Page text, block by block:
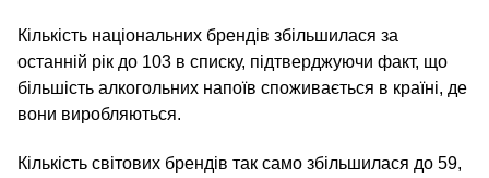
Кількість національних брендів збільшилася за
останній рік до 103 в списку, підтверджуючи факт, що
більшість алкогольних напоїв споживається в країні, де
вони виробляються.
Кількість світових брендів так само збільшилася до 59,